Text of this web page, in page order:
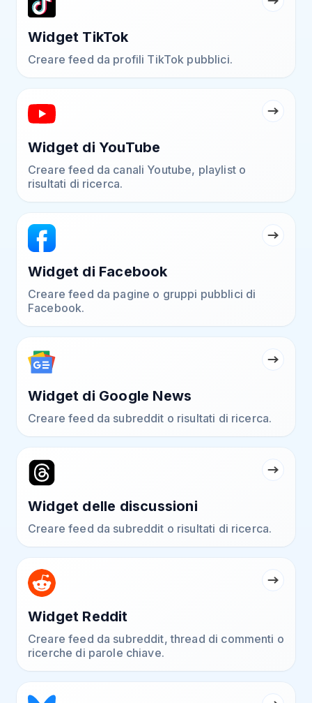
Widget TikTok
Creare feed da profili TikTok pubblici.
Widget di YouTube
Creare feed da canali Youtube, playlist o
risultati di ricerca.
Widget di Facebook
Creare feed da pagine o gruppi pubblici di
Facebook.
Widget di Google News
Creare feed da subreddit o risultati di ricerca.
Widget delle discussioni
Creare feed da subreddit o risultati di ricerca.
Widget Reddit
Creare feed da subreddit, thread di commenti o
ricerche di parole chiave.